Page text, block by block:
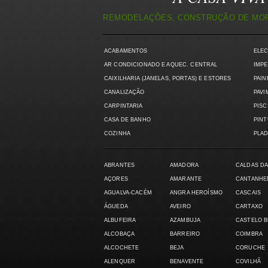
REMODELAÇÕES, CONSTRUÇÃO DE
ACABAMENTOS
AR CONDICIONADO E AQUEC. CENTRAL
CAIXILHARIA (JANELAS, PORTAS) E ESTORES
CANALIZAÇÃO
CARPINTARIA
CASA DE BANHO
COZINHA
ABRANTES
AÇORES
AGUALVA-CACÉM
ÁGUEDA
ALBUFEIRA
ALCOBAÇA
ALCOCHETE
ALENQUER
AMADORA
AMARANTE
ANGRA HEROÍSMO
AVEIRO
AZAMBUJA
BARREIRO
BEJA
BENAVENTE
CALDAS
CASCAIS
CARTAXO
CASTELO
COIMBRA
CORUCHE
COVILHÃ